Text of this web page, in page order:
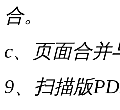
合。
c、页面合并
9、扫描版